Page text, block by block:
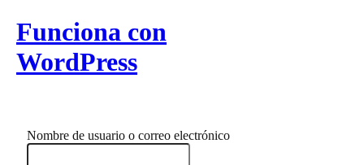
Funciona con
WordPress
Nombre de usuario o correo electrónico